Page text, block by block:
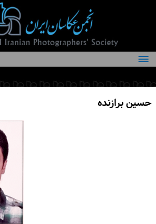
درباره انجمن
کمیته‌های انجمن
حسین برازنده